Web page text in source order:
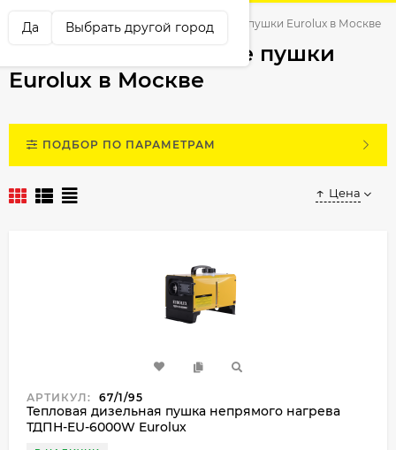
Да Выбрать другой город
Тепловая техника Дизельные тепловые пушки Eurolux в Москве
Дизельные тепловые пушки
Eurolux в Москве
ПОДБОР ПО ПАРАМЕТРАМ
Цена
АРТИКУЛ: 67/1/95
Тепловая дизельная пушка непрямого нагрева
ТДПН-EU-6000W Eurolux